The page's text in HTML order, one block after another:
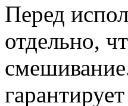
Перед
отдельно,